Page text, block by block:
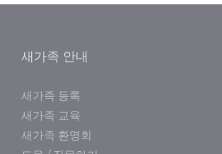
새가족 안내
새가족 등록
새가족 교육
새가족 환영회